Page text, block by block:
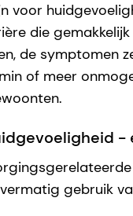
voor
die
de symptomen
of meer
-
gebruik